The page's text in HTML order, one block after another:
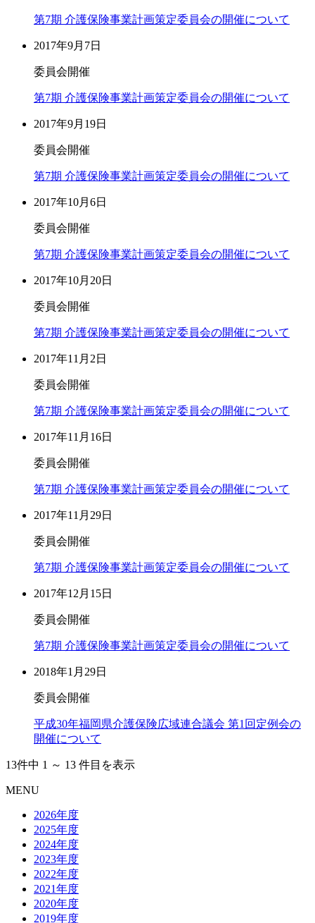
第7期 介護保険事業計画策定委員会の開催について
2017年9月7日
委員会開催
第7期 介護保険事業計画策定委員会の開催について
2017年9月19日
委員会開催
第7期 介護保険事業計画策定委員会の開催について
2017年10月6日
委員会開催
第7期 介護保険事業計画策定委員会の開催について
2017年10月20日
委員会開催
第7期 介護保険事業計画策定委員会の開催について
2017年11月2日
委員会開催
第7期 介護保険事業計画策定委員会の開催について
2017年11月16日
委員会開催
第7期 介護保険事業計画策定委員会の開催について
2017年11月29日
委員会開催
第7期 介護保険事業計画策定委員会の開催について
2017年12月15日
委員会開催
第7期 介護保険事業計画策定委員会の開催について
2018年1月29日
委員会開催
平成30年福岡県介護保険広域連合議会 第1回定例会の
開催について
13件中 1 ～ 13 件目を表示
MENU
2026年度
2025年度
2024年度
2023年度
2022年度
2021年度
2020年度
2019年度